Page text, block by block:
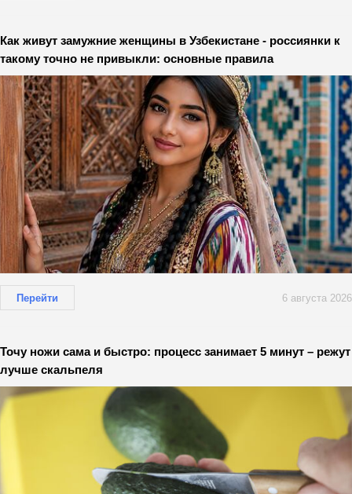
Как живут замужние женщины в Узбекистане - россиянки к
такому точно не привыкли: основные правила
Перейти 6 августа 2026
Точу ножи сама и быстро: процесс занимает 5 минут – режут
лучше скальпеля